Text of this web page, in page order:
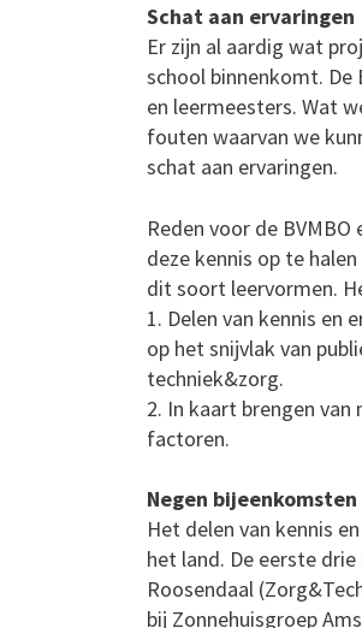
Schat aan ervaringen
Er zijn al aardig wat
school binnenkomt. De
en leermeesters. Wat
fouten waarvan we
schat aan ervaringen.
Reden voor de
deze kennis op te
dit soort leervormen.
1. Delen van kennis en
op het snijvlak van
techniek&zorg.
2. In kaart brengen
factoren.
Negen bijeenkomsten
Het delen van kennis
het land. De eerste
Roosendaal
bij Zonnehuisgroep